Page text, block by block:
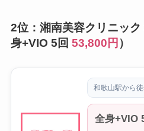
2位：湘南美容クリニッ
身+VIO 5回 53,800円 ）
和歌山駅から
全身+VIO